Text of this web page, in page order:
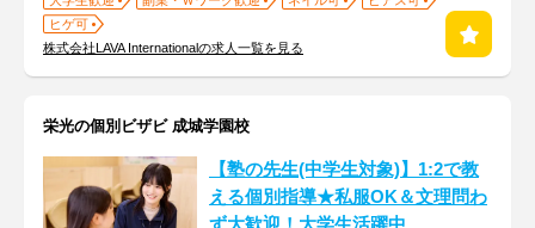
ヒゲ可
株式会社LAVA Internationalの求人一覧を見る
栄光の個別ビザビ 成城学園校
【塾の先生(中学生対象)】1:2で教
える個別指導★私服OK＆文理問わ